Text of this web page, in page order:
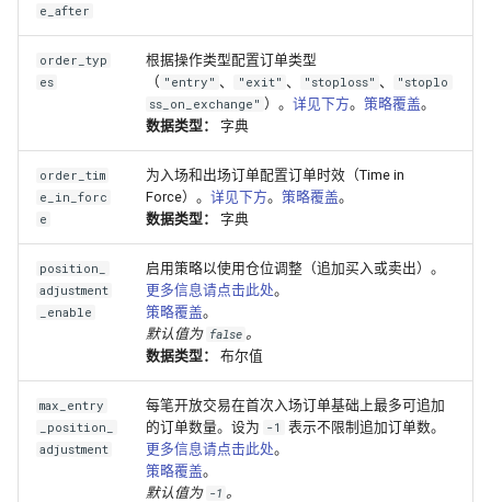
e_after
order_typ
es
根据操作类型配置订单类型
（ "entry" 、 "exit" 、 "stoploss" 、
"stoplo
ss_on_exchange" ）。详见下方。策略覆盖。
数据类型：
字典
order_tim
e_in_forc
e
为入场和出场订单配置订单时效（Time in
Force）。 详见下方。 策略覆盖。
数据类型：
字典
position_
adjustment
_enable
启用策略以使用仓位调整（追加买入或卖出）。
更多信息请点击此处。
策略覆盖。
默认值为 false 。
数据类型：
布尔值
max_entry
_position_
adjustment
每笔开放交易在首次入场订单基础上最多可追加
的订单数量。设为 -1
表示不限制追加订单数。
更多信息请点击此处。
策略覆盖。
默认值为 -1 。